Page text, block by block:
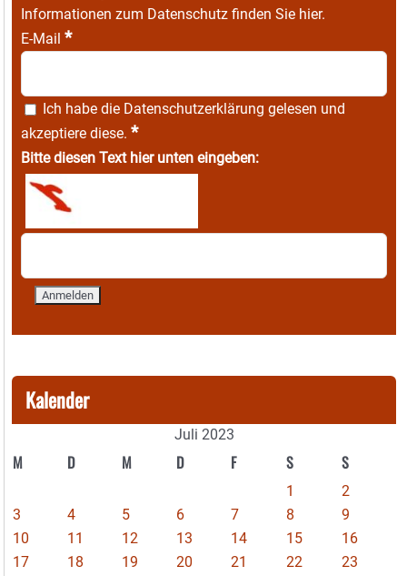
Informationen zum Datenschutz finden Sie hier.
E-Mail *
Ich habe die Datenschutzerklärung gelesen und
akzeptiere diese. *
Bitte diesen Text hier unten eingeben:
Kalender
Juli 2023
M D M D F S S
1
2
3
4 5 6 7 8
9
10
11 12 13 14 15
16
17
18 19 20 21 22
23